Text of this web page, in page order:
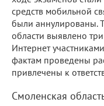
средств мобильной
были аннулированы.
области выявлено
Интернет
фактам проведены
привлечены к
Смоленская